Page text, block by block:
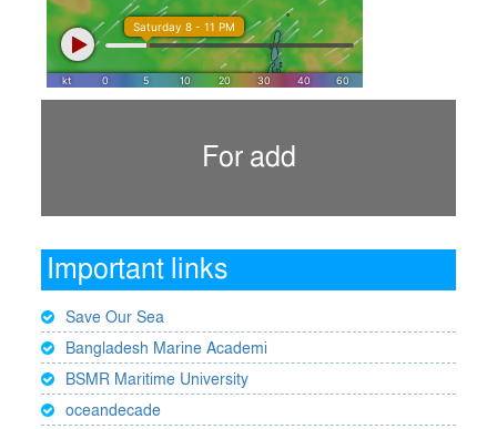
For add
Important links
Save Our Sea
Bangladesh Marine Academi
BSMR Maritime University
oceandecade